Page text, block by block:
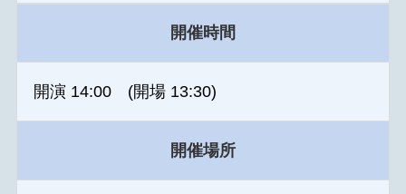
開催時間
開演 14:00 (開場 13:30)
開催場所